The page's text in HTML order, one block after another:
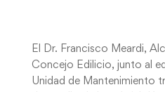
El Dr. Francisco Meardi,
Concejo Edilicio, junto al
Unidad de Mantenimiento